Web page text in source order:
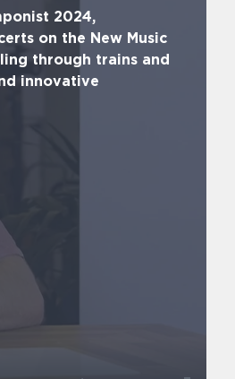
2024,
on the New Music
through trains and
innovative